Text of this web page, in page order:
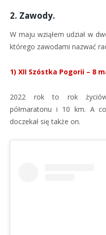
2. Zawody.
W maju wziąłem udział w
którego zawodami nazwać
1) XII Szóstka Pogorii – 8
2022 rok to rok
półmaratonu i 10 km. A
doczekał się także on.